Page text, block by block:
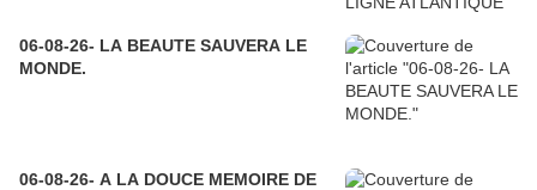
06-08-26- LA BEAUTE SAUVERA LE
MONDE.
06-08-26- A LA DOUCE MEMOIRE DE